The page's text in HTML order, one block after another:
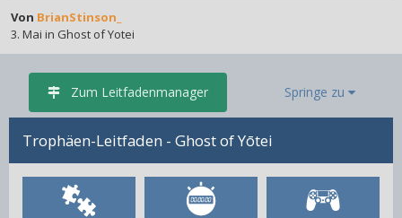
Von BrianStinson_
3. Mai in Ghost of Yotei
Zum Leitfadenmanager Springe zu
Trophäen-Leitfaden - Ghost of Yōtei